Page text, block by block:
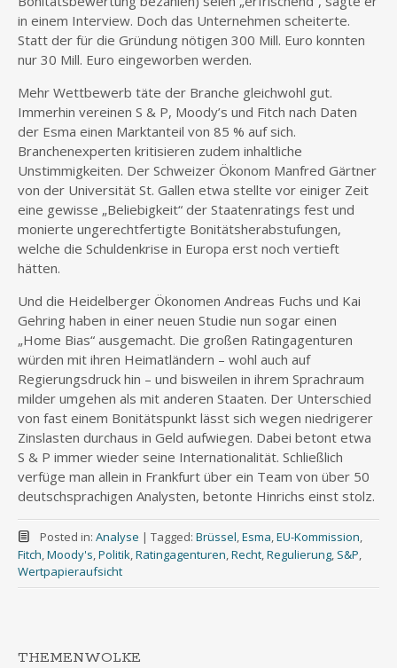
in einem Interview. Doch das Unternehmen scheiterte.
Statt der für die Gründung nötigen 300 Mill. Euro konnten
nur 30 Mill. Euro eingeworben werden.
Mehr Wettbewerb täte der Branche gleichwohl gut.
Immerhin vereinen S & P, Moody’s und Fitch nach Daten
der Esma einen Marktanteil von 85 % auf sich.
Branchenexperten kritisieren zudem inhaltliche
Unstimmigkeiten. Der Schweizer Ökonom Manfred Gärtner
von der Universität St. Gallen etwa stellte vor einiger Zeit
eine gewisse „Beliebigkeit“ der Staatenratings fest und
monierte ungerechtfertigte Bonitätsherabstufungen,
welche die Schuldenkrise in Europa erst noch vertieft
hätten.
Und die Heidelberger Ökonomen Andreas Fuchs und Kai
Gehring haben in einer neuen Studie nun sogar einen
„Home Bias“ ausgemacht. Die großen Ratingagenturen
würden mit ihren Heimatländern – wohl auch auf
Regierungsdruck hin – und bisweilen in ihrem Sprachraum
milder umgehen als mit anderen Staaten. Der Unterschied
von fast einem Bonitätspunkt lässt sich wegen niedrigerer
Zinslasten durchaus in Geld aufwiegen. Dabei betont etwa
S & P immer wieder seine Internationalität. Schließlich
verfüge man allein in Frankfurt über ein Team von über 50
deutschsprachigen Analysten, betonte Hinrichs einst stolz.
Posted in: Analyse | Tagged: Brüssel,Esma,EU-Kommission,
Fitch,Moody's,Politik,Ratingagenturen,Recht,Regulierung, S&P,
Wertpapieraufsicht
THEMENWOLKE